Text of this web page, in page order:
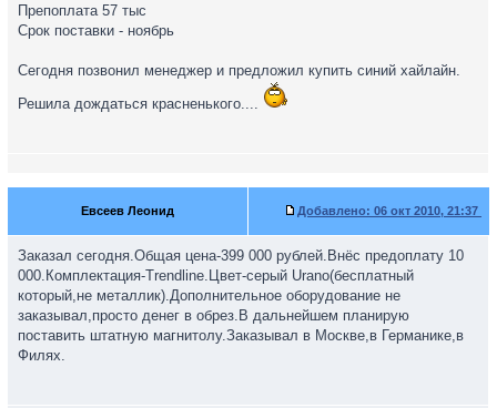
Препоплата 57 тыс
Срок поставки - ноябрь
Сегодня позвонил менеджер и предложил купить синий хайлайн.
Решила дождаться красненького....
Евсеев Леонид Добавлено: 06 окт 2010, 21:37
Заказал сегодня.Общая цена-399 000 рублей.Внёс предоплату 10
000.Комплектация-Trendline.Цвет-серый Urano(бесплатный
который,не металлик).Дополнительное оборудование не
заказывал,просто денег в обрез.В дальнейшем планирую
поставить штатную магнитолу.Заказывал в Москве,в Германике,в
Филях.